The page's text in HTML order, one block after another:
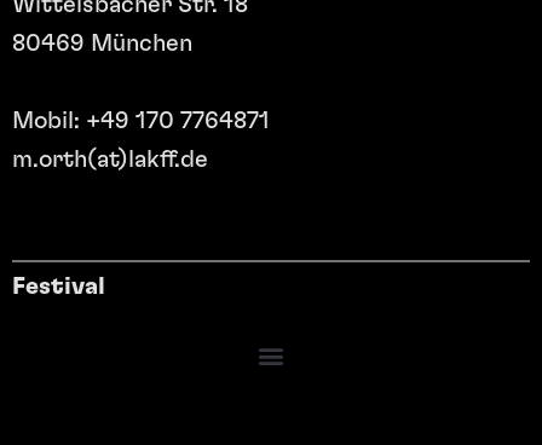
80469 München
Mobil: +49 170 7764871
m.orth(at)lakff.de
Festival